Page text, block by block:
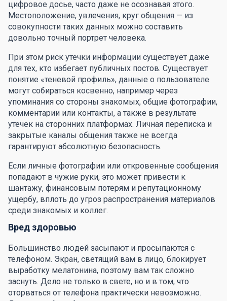
цифровое досье, часто даже не осознавая этого.
Местоположение, увлечения, круг общения — из
совокупности таких данных можно составить
довольно точный портрет человека.
При этом риск утечки информации существует даже
для тех, кто избегает публичных постов. Существует
понятие «теневой профиль», данные о пользователе
могут собираться косвенно, например через
упоминания со стороны знакомых, общие фотографии,
комментарии или контакты, а также в результате
утечек на сторонних платформах. Личная переписка и
закрытые каналы общения также не всегда
гарантируют абсолютную безопасность.
Если личные фотографии или откровенные сообщения
попадают в чужие руки, это может привести к
шантажу, финансовым потерям и репутационному
ущербу, вплоть до угроз распространения материалов
среди знакомых и коллег.
Вред здоровью
Большинство людей засыпают и просыпаются с
телефоном. Экран, светящий вам в лицо, блокирует
выработку мелатонина, поэтому вам так сложно
заснуть. Дело не только в свете, но и в том, что
оторваться от телефона практически невозможно.